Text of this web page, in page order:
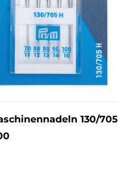
130/705